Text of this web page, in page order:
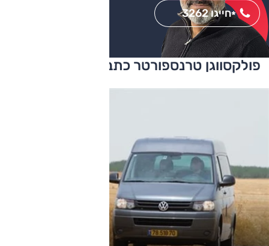
חייגו 3262*
פולקסווגן טרנספורטר כתבות ומבחני דרכים